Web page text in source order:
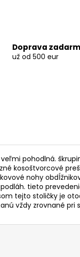
Doprava
už od 500 eur
pohodlná.
kosoštvorcové
nohy
tieto
tejto stoličky je
vždy zrovnané pri